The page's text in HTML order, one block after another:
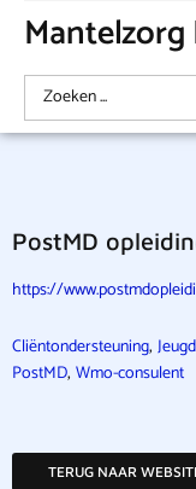
Mantelzorg
PostMD
https://
Cliëntondersteuning,
PostMD, Wmo-consulent
TERUG NAAR